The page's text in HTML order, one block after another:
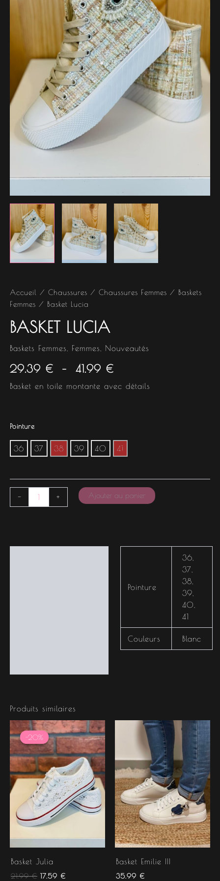
Accueil / Chaussures / Chaussures Femmes / Baskets
Femmes / Basket Lucia
BASKET LUCIA
Baskets Femmes Femmes Nouveautés
29.39 € – 41.99 €
à
41.99 €
Basket en toile montante avec détails
Pointure
36 37 38 39 40 41
- + Ajouter au panier
Pointure
36
37
38
39
40
41
Couleurs Blanc
Produits similaires
-20%
-20%
Basket Julia
21.99€
Le
prix
initial
était :
21.99 €.
17.59 €
Le
prix
actuel
est :
17.59 €.
Basket Emilie III
35.99 €